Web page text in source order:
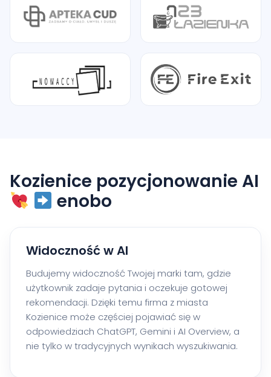
Kozienice pozycjonowanie AI
enobo
Widoczność w AI
Budujemy widoczność Twojej marki tam, gdzie
użytkownik zadaje pytania i oczekuje gotowej
rekomendacji. Dzięki temu firma z miasta
Kozienice może częściej pojawiać się w
odpowiedziach ChatGPT, Gemini i AI Overview, a
nie tylko w tradycyjnych wynikach wyszukiwania.